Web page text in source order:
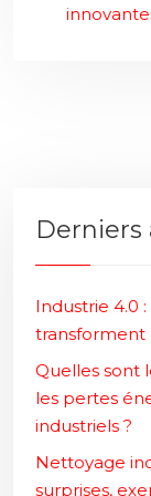
Derniers
Industrie 4.0
transforment
Quelles sont
les pertes
industriels ?
Nettoyage
surprises,